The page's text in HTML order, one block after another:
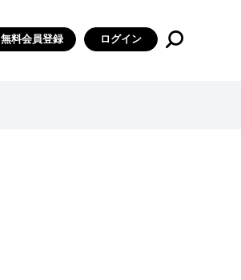
無料会員登録 ログイン